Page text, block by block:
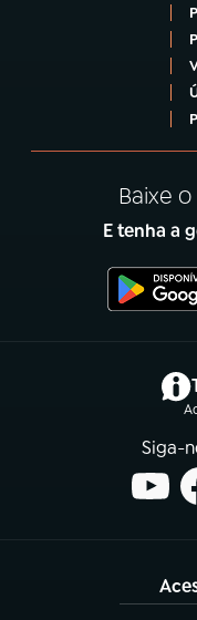
Baixe
E tenha a
Siga-